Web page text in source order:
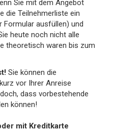
Sie mit dem Angebot
die Teilnehmerliste ein
Formular ausfüllen) und
heute noch nicht alle
theoretisch waren bis zum
Sie können die
vor Ihrer Anreise
dass vorbestehende
können!
mit Kreditkarte